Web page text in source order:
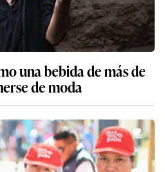
una bebida de más de
de moda